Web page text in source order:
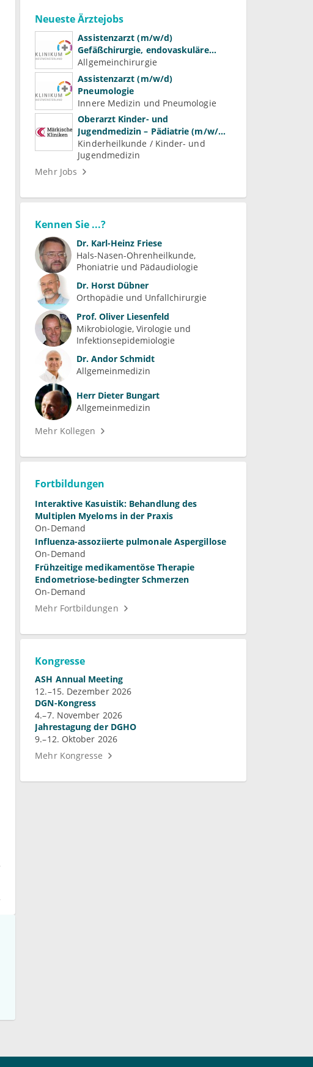
Neueste Ärztejobs
Assistenzarzt (m/w/d)
Gefäßchirurgie, endovaskuläre
Chirurgie und präventive
Gefäßmedizin
Allgemeinchirurgie
Assistenzarzt (m/w/d)
Pneumologie
Innere Medizin und Pneumologie
Oberarzt Kinder- und
Jugendmedizin – Pädiatrie (m/w/d)
Schwerpunkt Neonatologie
Kinderheilkunde / Kinder- und
Jugendmedizin
Mehr Jobs
Kennen Sie ...?
Dr. Karl-Heinz Friese
Hals-Nasen-Ohrenheilkunde
Phoniatrie und Pädaudiologie
Dr. Horst Dübner
Orthopädie und Unfallchirurgie
Prof. Oliver Liesenfeld
Mikrobiologie, Virologie und
Infektionsepidemiologie
Dr. Andor Schmidt
Allgemeinmedizin
Herr Dieter Bungart
Allgemeinmedizin
Mehr Kollegen
Fortbildungen
Interaktive Kasuistik: Behandlung des
Multiplen Myeloms in der Praxis
On-Demand
Influenza-assoziierte pulmonale Aspergillose
On-Demand
Frühzeitige medikamentöse Therapie
Endometriose-bedingter Schmerzen
On-Demand
Mehr Fortbildungen
Kongresse
ASH Annual Meeting
12.–15. Dezember 2026
DGN-Kongress
4.–7. November 2026
Jahrestagung der DGHO
9.–12. Oktober 2026
Mehr Kongresse